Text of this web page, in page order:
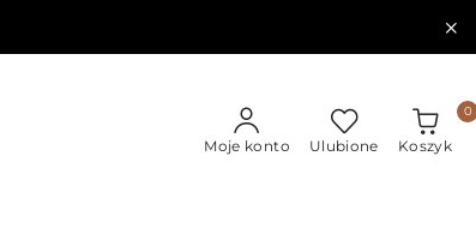
Moje konto Ulubione Koszyk
0